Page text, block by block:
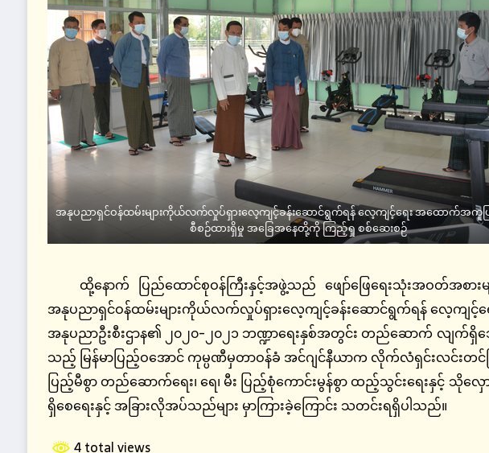
အနုပညာရှင်ဝန်ထမ်းများကိုယ်လက်လှုပ်ရှားလေ့ကျင့်ခန်းဆောင်ရွက်ရန် လေ့ကျင့်ရေး အထောက်အကူပြုပ
စီစဉ်ထားရှိမှု အခြေအနေတို့ကို ကြည့်ရှု စစ်ဆေးစဉ်
ထို့နောက် ပြည်ထောင်စုဝန်ကြီးနှင့်အဖွဲ့သည် ဖျော်ဖြေရေးသုံးအဝတ်အစားမျ
အနုပညာရှင်ဝန်ထမ်းများကိုယ်လက်လှုပ်ရှားလေ့ကျင့်ခန်းဆောင်ရွက်ရန် လေ့က
အနုပညာဦးစီးဌာန၏ ၂၀၂၀-၂၀၂၁ ဘဏ္ဍာရေးနှစ်အတွင်း တည်ဆောက် လျက်
သည့် မြန်မာပြည့်ဝအောင် ကုမ္ပဏီမှတာဝန်ခံ အင်ဂျင်နီယာက လိုက်လံရှင်းလင်းတ
ပြည့်မီစွာ တည်ဆောက်ရေး၊ ရေ၊ မီး ပြည့်စုံကောင်းမွန်စွာ ထည့်သွင်းရေးနှင့် သို
ရှိစေရေးနှင့် အခြားလိုအပ်သည်များ မှာကြားခဲ့ကြောင်း သတင်းရရှိပါသည်။
4 total views